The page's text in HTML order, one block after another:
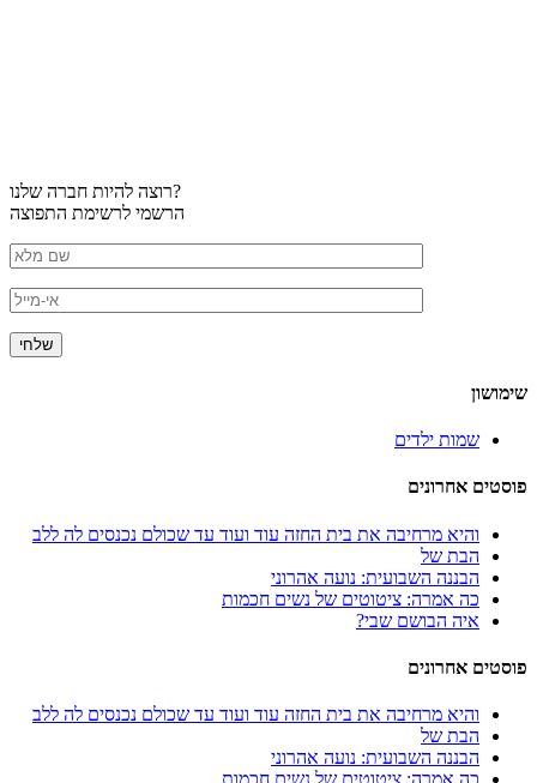
רוצה להיות חברה שלנו?
הרשמי לרשימת התפוצה
שימושון
שמות ילדים
פוסטים אחרונים
והיא מרחיבה את בית החזה עוד ועוד עד שכולם נכנסים לה ללב
הבת של
הבננה השבועית: נועה אהרוני
כה אמרה: ציטוטים של נשים חכמות
איה הבושם שבי?
פוסטים אחרונים
והיא מרחיבה את בית החזה עוד ועוד עד שכולם נכנסים לה ללב
הבת של
הבננה השבועית: נועה אהרוני